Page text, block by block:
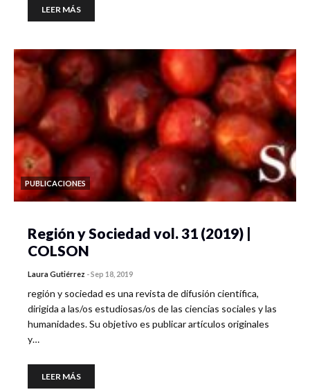
LEER MÁS
PUBLICACIONES
Región y Sociedad vol. 31 (2019) |
COLSON
Laura Gutiérrez -Sep 18, 2019
región y sociedad es una revista de difusión científica,
dirigida a las/os estudiosas/os de las ciencias sociales y las
humanidades. Su objetivo es publicar artículos originales
y…
LEER MÁS